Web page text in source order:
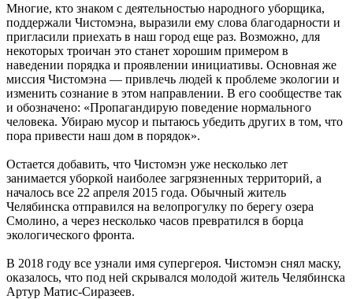
Многие, кто знаком с деятельностью народного уборщика,
поддержали Чистомэна, выразили ему слова благодарности и
пригласили приехать в наш город еще раз. Возможно, для
некоторых троичан это станет хорошим примером в
наведении порядка и проявлении инициативы. Основная же
миссия Чистомэна — привлечь людей к проблеме экологии и
изменить сознание в этом направлении. В его сообществе так
и обозначено: «Пропагандирую поведение нормального
человека. Убираю мусор и пытаюсь убедить других в том, что
пора привести наш дом в порядок».
Остается добавить, что Чистомэн уже несколько лет
занимается уборкой наиболее загрязненных территорий, а
началось все 22 апреля 2015 года. Обычный житель
Челябинска отправился на велопрогулку по берегу озера
Смолино, а через несколько часов превратился в борца
экологического фронта.
В 2018 году все узнали имя супергероя. Чистомэн снял маску,
оказалось, что под ней скрывался молодой житель Челябинска
Артур Матис-Сиразеев.